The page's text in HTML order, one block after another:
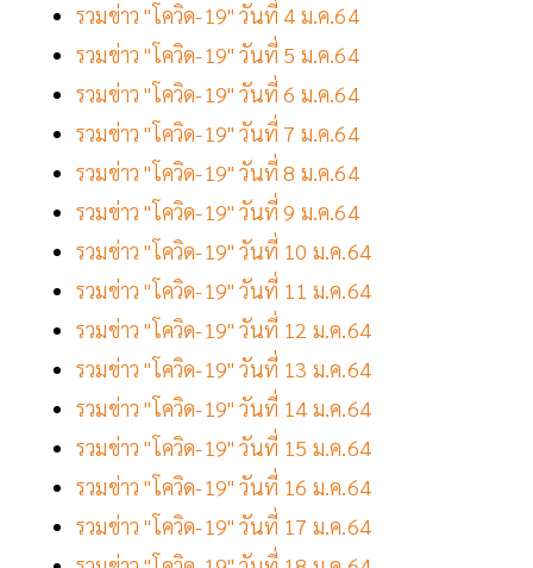
รวมข่าว "โควิด-19" วันที่ 4 ม.ค.64
รวมข่าว "โควิด-19" วันที่ 5 ม.ค.64
รวมข่าว "โควิด-19" วันที่ 6 ม.ค.64
รวมข่าว "โควิด-19" วันที่ 7 ม.ค.64
รวมข่าว "โควิด-19" วันที่ 8 ม.ค.64
รวมข่าว "โควิด-19" วันที่ 9 ม.ค.64
รวมข่าว "โควิด-19" วันที่ 10 ม.ค.64
รวมข่าว "โควิด-19" วันที่ 11 ม.ค.64
รวมข่าว "โควิด-19" วันที่ 12 ม.ค.64
รวมข่าว "โควิด-19" วันที่ 13 ม.ค.64
รวมข่าว "โควิด-19" วันที่ 14 ม.ค.64
รวมข่าว "โควิด-19" วันที่ 15 ม.ค.64
รวมข่าว "โควิด-19" วันที่ 16 ม.ค.64
รวมข่าว "โควิด-19" วันที่ 17 ม.ค.64